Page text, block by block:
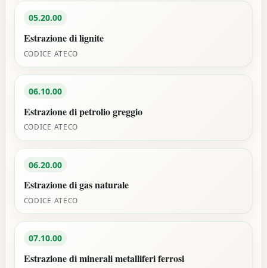
05.20.00
Estrazione di lignite
CODICE ATECO
06.10.00
Estrazione di petrolio greggio
CODICE ATECO
06.20.00
Estrazione di gas naturale
CODICE ATECO
07.10.00
Estrazione di minerali metalliferi ferrosi